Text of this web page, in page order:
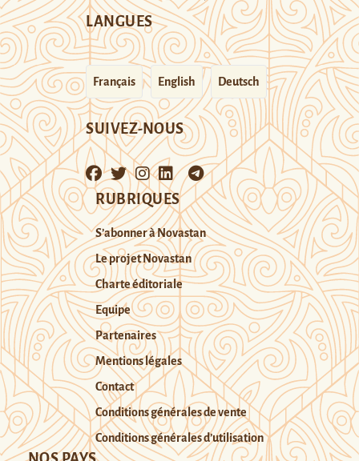
LANGUES
Français English Deutsch
SUIVEZ-NOUS
RUBRIQUES
S’abonner à Novastan
Le projet Novastan
Charte éditoriale
Equipe
Partenaires
Mentions légales
Contact
Conditions générales de vente
Conditions générales d’utilisation